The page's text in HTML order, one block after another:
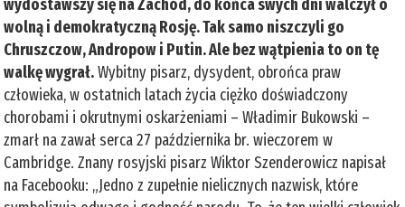
wydostawszy się na Zachód, do końca swych dni walczył o
wolną i demokratyczną Rosję. Tak samo niszczyli go
Chruszczow, Andropow i Putin. Ale bez wątpienia to on tę
walkę wygrał.Wybitny pisarz, dysydent, obrońca praw
człowieka, w ostatnich latach życia ciężko doświadczony
chorobami i okrutnymi oskarżeniami – Władimir Bukowski –
zmarł na zawał serca 27 października br. wieczorem w
Cambridge. Znany rosyjski pisarz Wiktor Szenderowicz napisał
na Facebooku: „Jedno z zupełnie nielicznych nazwisk, które